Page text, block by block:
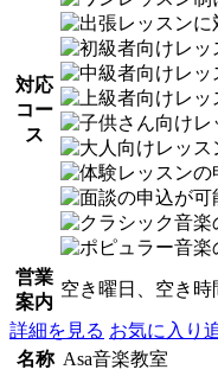
対応
コー
ス
営業
案内
空き曜日、空き
詳細を見る お気に入り
名称 Asa音楽教室